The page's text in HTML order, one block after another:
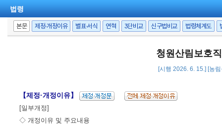
법령
본문 제정·개정이유 별표·서식 연혁 3단비교 신구법비교 법령체계도
청원산림보호
[시행 2026. 6. 15.] [농
【제정·개정이유】
[일부개정]
◇ 개정이유 및 주요내용